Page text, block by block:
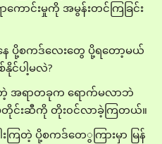
ောင်းမှုကို အမွန်းတင်ကြခြင်း
ေ ပို့စကဒ်လေးတွေ ပို့ရတော့မယ်
င်ပါ့မလဲ?
တဲ့ အရာတခုက ရောက်မလာဘဲ
င်းဆီကို တိုး၀င်လာခဲ့ကြတယ်။
ကြတဲ့ ပို့စကဒ်တေွကြားမှာ မြန်